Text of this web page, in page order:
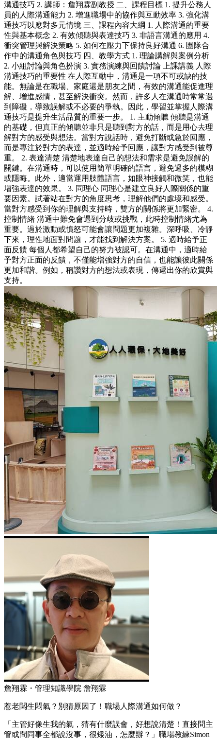
溝通技巧 2. 講師：詹翔霖副教授 二、課程目標 1. 提升公務人
員的人際溝通能力 2. 增進職場中的協作與互動效率 3. 強化溝
通技巧以應對多元情境 三、課程內容大綱 1. 人際溝通的重要
性與基本概念 2. 有效傾聽與表達技巧 3. 非語言溝通的應用 4.
衝突管理與解決策略 5. 如何在壓力下保持良好溝通 6. 團隊合
作中的溝通角色與技巧 四、教學方式 1. 理論講解與案例分析
2. 小組討論與角色扮演 3. 實務演練與回饋討論 上課講義 人際
溝通技巧的重要性 在人際互動中，溝通是一項不可或缺的技
能。無論是在職場、家庭還是朋友之間，有效的溝通能促進理
解、增進感情，甚至解決衝突。然而，許多人在溝通時常常遇
到障礙，導致誤解或不必要的爭執。因此，學習並掌握人際溝
通技巧是提升生活品質的重要一步。 1. 主動傾聽 傾聽是溝通
的基礎，但真正的傾聽並非只是聽到對方的話，而是用心去理
解對方的感受與想法。當對方說話時，避免打斷或急於回應，
而是專注於對方的表達，並適時給予回應，讓對方感受到被尊
重。 2. 表達清楚 清楚地表達自己的想法和需求是避免誤解的
關鍵。在溝通時，可以使用簡單明確的語言，避免過多的模糊
或隱晦。此外，適當運用肢體語言，如眼神接觸和微笑，也能
增強表達的效果。 3. 同理心 同理心是建立良好人際關係的重
要因素。試著站在對方的角度思考，理解他們的處境和感受。
當對方感受到你的理解與支持時，雙方的關係將更加緊密。 4.
控制情緒 溝通中難免會遇到分歧或挑戰，此時控制情緒尤為
重要。過於激動或憤怒可能會讓問題更加複雜。深呼吸、冷靜
下來，理性地面對問題，才能找到解決方案。 5. 適時給予正
面反饋 每個人都希望自己的努力被認可。在溝通中，適時給
予對方正面的反饋，不僅能增強對方的自信，也能讓彼此關係
更加和諧。例如，稱讚對方的想法或表現，傳遞出你的欣賞與
支持。
詹翔霖・管理知識學院 詹翔霖
惹老闆生悶氣？別猜原因了！職場人際溝通如何做？
「主管好像生我的氣，猜有什麼誤會，好想說清楚！直接問主
管或問同事全都說沒事，很矮油，怎麼辦？」職場教練Simon